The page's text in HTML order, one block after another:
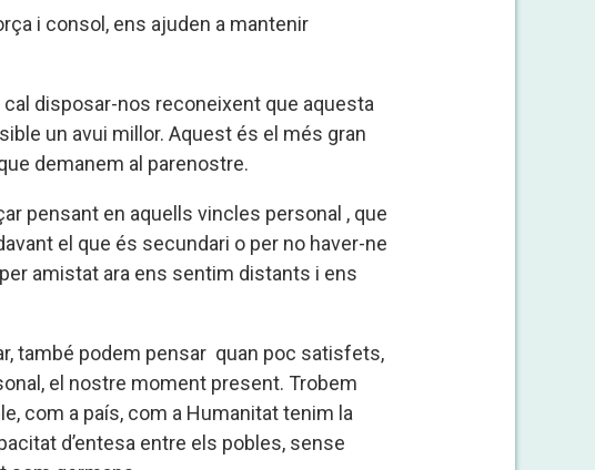
i consol, ens ajuden a mantenir
disposar-nos reconeixent que aquesta
un avui millor. Aquest és el més gran
demanem al parenostre.
pensant en aquells vincles personal , que
el que és secundari o per no haver-ne
amistat ara ens sentim distants i ens
també podem pensar quan poc satisfets,
el nostre moment present. Trobem
com a país, com a Humanitat tenim la
d’entesa entre els pobles, sense